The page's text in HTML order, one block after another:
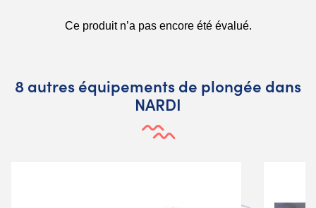
8 autres équipements de plongée dans
NARDI